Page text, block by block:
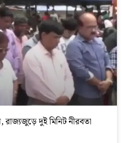
দুই মিনিট নীরবতা